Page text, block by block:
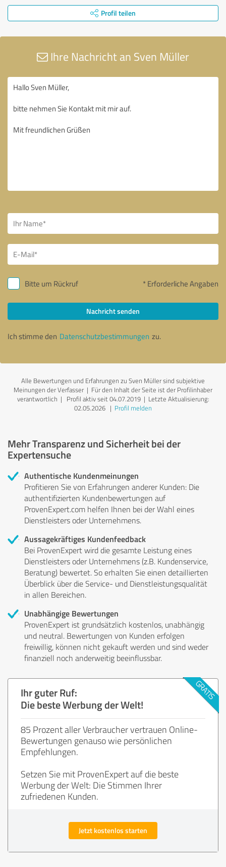
Profil teilen
Ihre Nachricht an Sven Müller
Bitte um Rückruf * Erforderliche Angaben
Nachricht senden
Ich stimme den Datenschutzbestimmungen zu.
Alle Bewertungen und Erfahrungen zu Sven Müller sind subjektive
Meinungen der Verfasser | Für den Inhalt der Seite ist der Profilinhaber
verantwortlich | Profil aktiv seit 04.07.2019 | Letzte Aktualisierung:
02.05.2026 | Profil melden
Mehr Transparenz und Sicherheit bei der
Expertensuche
Authentische Kundenmeinungen
Profitieren Sie von Erfahrungen anderer Kunden: Die
authentifizierten Kundenbewertungen auf
ProvenExpert.com helfen Ihnen bei der Wahl eines
Dienstleisters oder Unternehmens.
Aussagekräftiges Kundenfeedback
Bei ProvenExpert wird die gesamte Leistung eines
Dienstleisters oder Unternehmens (z.B. Kundenservice,
Beratung) bewertet. So erhalten Sie einen detaillierten
Überblick über die Service- und Dienstleistungsqualität
in allen Bereichen.
Unabhängige Bewertungen
ProvenExpert ist grundsätzlich kostenlos, unabhängig
und neutral. Bewertungen von Kunden erfolgen
freiwillig, können nicht gekauft werden und sind weder
finanziell noch anderweitig beeinflussbar.
Ihr guter Ruf:
Die beste Werbung der Welt!
85 Prozent aller Verbraucher vertrauen Online-
Bewertungen genauso wie persönlichen
Empfehlungen.
Setzen Sie mit ProvenExpert auf die beste
Werbung der Welt: Die Stimmen Ihrer
zufriedenen Kunden.
Jetzt kostenlos starten